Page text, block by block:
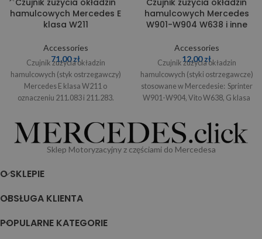
Czujnik zużycia okładzin
hamulcowych Mercedes E
klasa W211
Accessories
71,00zł
Czujnik zużycia okładzin
hamulcowych (styk ostrzegawczy)
Mercedes E klasa W211 o
oznaczeniu 211.083 i 211.283.
wątpliwości
Czujnik zużycia okładzin
hamulcowych Mercedes
W901-W904 W638 i inne
Accessories
12,00zł
Czujnik zużycia okładzin
hamulcowych (styki ostrzegawcze)
stosowane w Mercedesie: Sprinter
W901-W904, Vito W638, G klasa
732.212, 741.409, 742.605
Sklep Motoryzacyjny z częściami do Mercedesa
O SKLEPIE
OBSŁUGA KLIENTA
POPULARNE KATEGORIE